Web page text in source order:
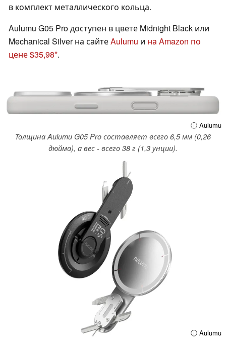
в комплект металлического кольца.
Aulumu G05 Pro доступен в цвете Midnight Black или
Mechanical Silver на сайтеAulumu и на Amazon по
цене $35,98 .
ⓘ Aulumu
Толщина Aulumu G05 Pro составляет всего 6,5 мм (0,26
дюйма), а вес - всего 38 г (1,3 унции).
ⓘ Aulumu